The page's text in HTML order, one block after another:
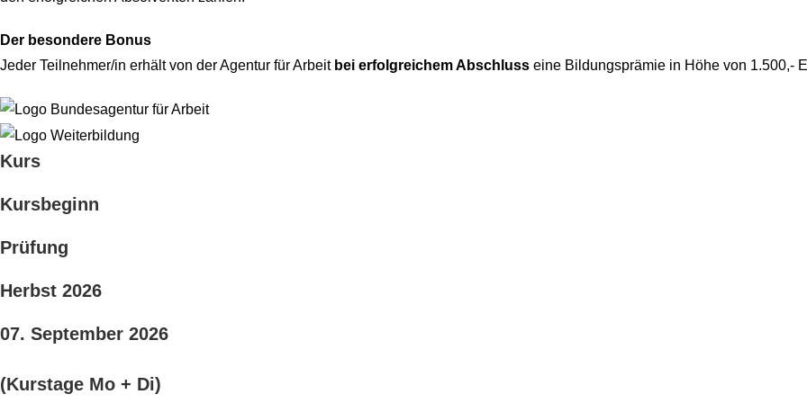
Der besondere Bonus
Jeder Teilnehmer/in erhält von der Agentur für Arbeit bei erfolgreichem Abschluss eine Bildungsprämie in Höhe von 1.500,-
Kurs
Kursbeginn
Prüfung
Herbst 2026​
07. September 2026
(Kurstage Mo + Di)